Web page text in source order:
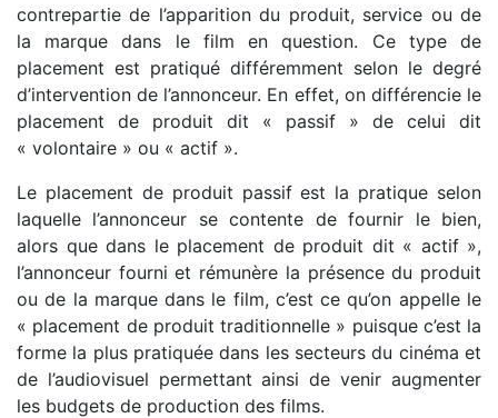
contrepartie de l’apparition du produit, service ou de
la marque dans le film en question. Ce type de
placement est pratiqué différemment selon le degré
d’intervention de l’annonceur. En effet, on différencie le
placement de produit dit « passif » de celui dit
« volontaire » ou « actif ».
Le placement de produit passif est la pratique selon
laquelle l’annonceur se contente de fournir le bien,
alors que dans le placement de produit dit « actif »,
l’annonceur fourni et rémunère la présence du produit
ou de la marque dans le film, c’est ce qu’on appelle le
« placement de produit traditionnelle » puisque c’est la
forme la plus pratiquée dans les secteurs du cinéma et
de l’audiovisuel permettant ainsi de venir augmenter
les budgets de production des films.